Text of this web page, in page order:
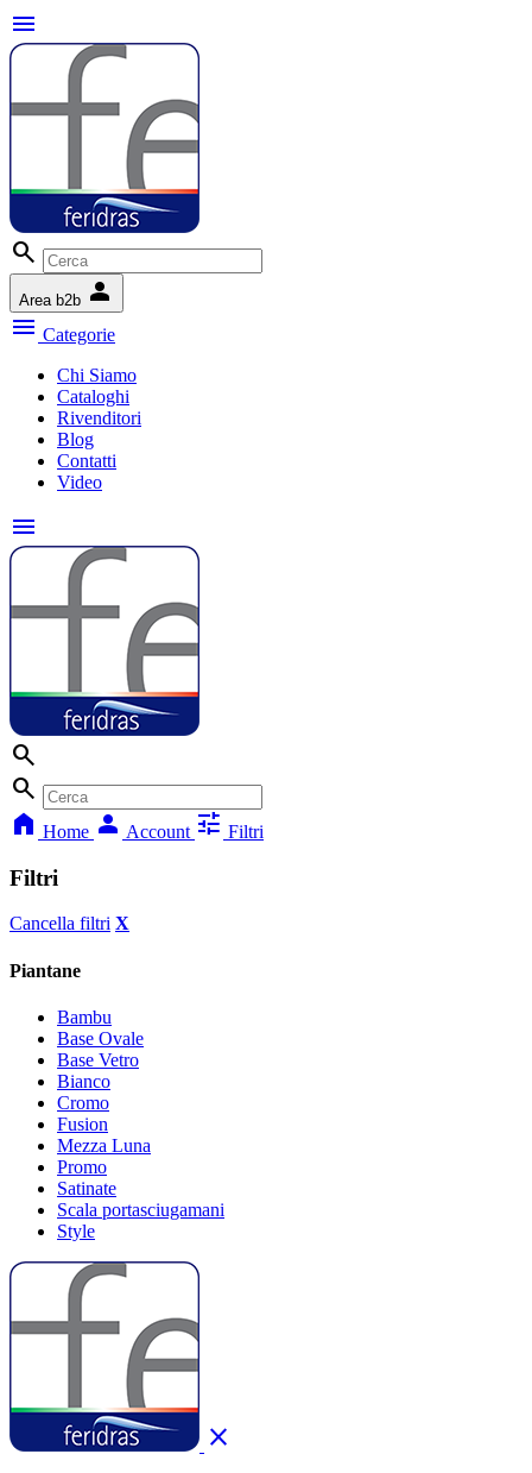
menu
search
Area b2b person
menu Categorie
Chi Siamo
Cataloghi
Rivenditori
Blog
Contatti
Video
menu
search
search
home Home person Account tune Filtri
Filtri
Cancella filtri X
Piantane
Bambu
Base Ovale
Base Vetro
Bianco
Cromo
Fusion
Mezza Luna
Promo
Satinate
Scala portasciugamani
Style
close